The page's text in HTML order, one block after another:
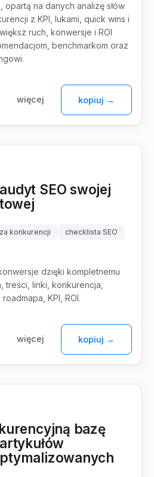
opartą na danych analizę słów
z KPI, lukami, quick wins i
ruch, konwersje i ROI
benchmarkom oraz
więcej kopiuj →
SEO swojej
konkurencji
checklista SEO
dzięki kompletnemu
treści, linki, konkurencja,
KPI, ROI.
więcej kopiuj →
bazę